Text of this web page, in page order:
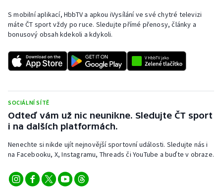
S mobilní aplikací, HbbTV a apkou iVysílání ve své chytré televizi
máte ČT sport vždy po ruce. Sledujte přímé přenosy, články a
bonusový obsah kdekoli a kdykoli.
SOCIÁLNÍ SÍTĚ
Odteď vám už nic neunikne. Sledujte ČT sport
i na dalších platformách.
Nenechte si nikde ujít nejnovější sportovní události. Sledujte nás i
na Facebooku, X, Instagramu, Threads či YouTube a buďte v obraze.